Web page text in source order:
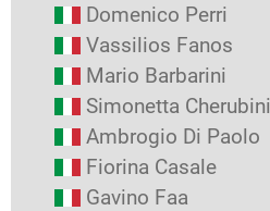
Domenico Perri
Vassilios Fanos
Mario Barbarini
Simonetta Cherubini
Ambrogio Di Paolo
Fiorina Casale
Gavino Faa